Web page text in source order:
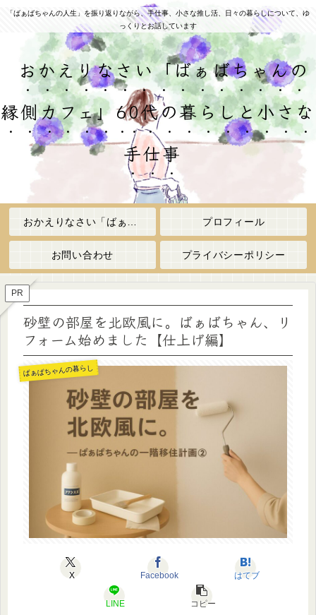
「ばぁばちゃんの人生」を振り返りながら、手仕事、小さな推し活、日々の暮らしについて、ゆ
っくりとお話しています
おかえりなさい「ばぁばちゃんの
縁側カフェ」60代の暮らしと小さな
手仕事
プロフィール
お問い合わせ プライバシーポリシー
PR
砂壁の部屋を北欧風に。ばぁばちゃん、リ
フォーム始めました【仕上げ編】
ばぁばちゃんの暮らし
X Facebook はてブ
LINE コピー